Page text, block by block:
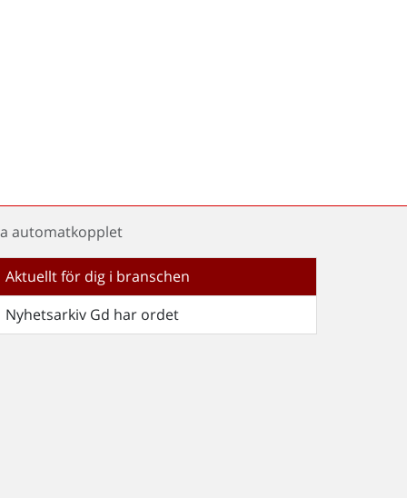
automatkopplet
Aktuellt för dig i branschen
Nyhetsarkiv Gd har ordet